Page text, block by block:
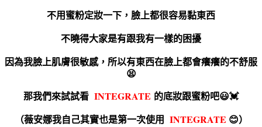
不用蜜粉定妝一下，臉上都很容易黏東西
不曉得大家是有跟我有一樣的困擾
因為我臉上肌膚很敏感，所以有東西在臉上都會癢癢的不舒服
😫
那我們來試試看 INTEGRATE 的底妝跟蜜粉吧😃💓
（薇安娜我自己其實也是第一次使用 INTEGRATE 😊）